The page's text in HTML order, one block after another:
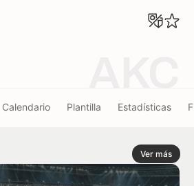
Calendario Plantilla Estadísticas
Ver más